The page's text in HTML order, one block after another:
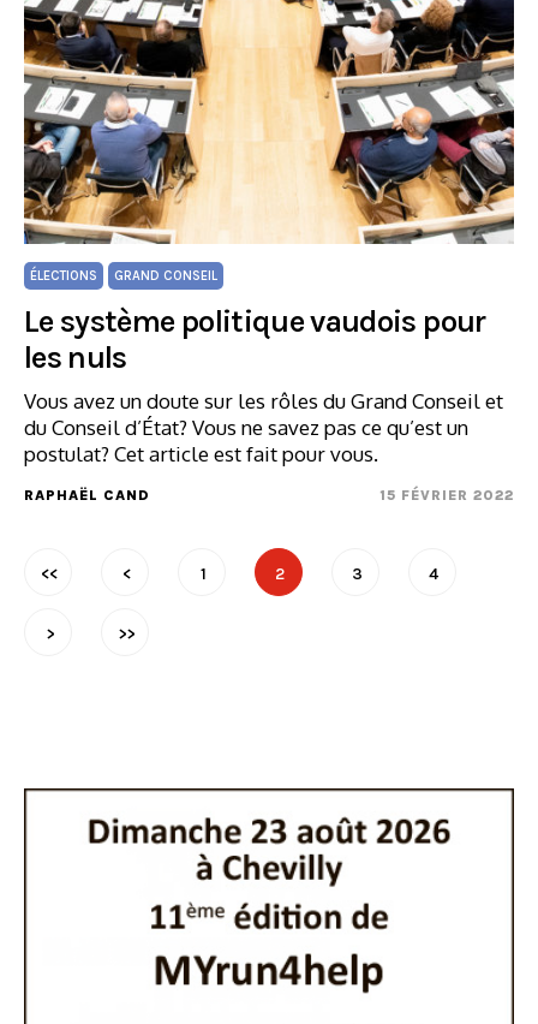
ÉLECTIONS GRAND CONSEIL
Le système politique vaudois pour
les nuls
Vous avez un doute sur les rôles du Grand Conseil et
du Conseil d’État? Vous ne savez pas ce qu’est un
postulat? Cet article est fait pour vous.
RAPHAËL CAND 15 FÉVRIER 2022
<< < 1 2 3 4
> >>